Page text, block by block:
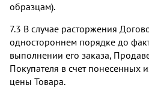
образцам).
7.3 В случае расторжения
одностороннем порядке до
выполнении его заказа,
Покупателя в счет понесенных
цены Товара.